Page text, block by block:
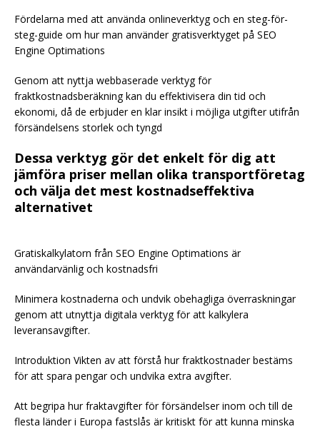
Fördelarna med att använda onlineverktyg och en steg-för-
steg-guide om hur man använder gratisverktyget på SEO
Engine Optimations
Genom att nyttja webbaserade verktyg för
fraktkostnadsberäkning kan du effektivisera din tid och
ekonomi, då de erbjuder en klar insikt i möjliga utgifter utifrån
försändelsens storlek och tyngd
Dessa verktyg gör det enkelt för dig att
jämföra priser mellan olika transportföretag
och välja det mest kostnadseffektiva
alternativet
Gratiskalkylatorn från SEO Engine Optimations är
användarvänlig och kostnadsfri
Minimera kostnaderna och undvik obehagliga överraskningar
genom att utnyttja digitala verktyg för att kalkylera
leveransavgifter.
Introduktion Vikten av att förstå hur fraktkostnader bestäms
för att spara pengar och undvika extra avgifter.
Att begripa hur fraktavgifter för försändelser inom och till de
flesta länder i Europa fastslås är kritiskt för att kunna minska